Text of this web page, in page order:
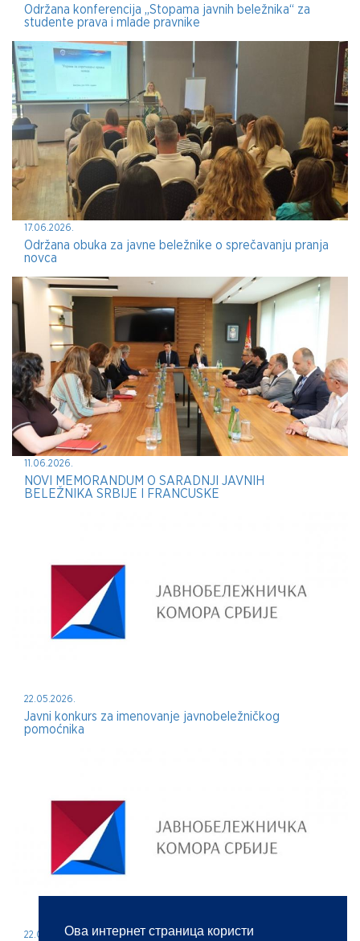
Ова интернет страница користи
Održana konferencija „Stopama javnih beležnika“ za
studente prava i mlade pravnike
17.06.2026.
Održana obuka za javne beležnike o sprečavanju pranja
novca
11.06.2026.
NOVI MEMORANDUM O SARADNJI JAVNIH
BELEŽNIKA SRBIJE I FRANCUSKE
22.05.2026.
Javni konkurs za imenovanje javnobeležničkog
pomoćnika
22.05.2026.